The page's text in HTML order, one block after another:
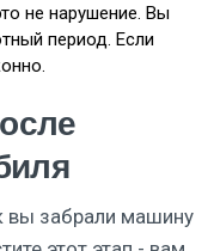
не нарушение. Вы
период. Если
вы забрали машину